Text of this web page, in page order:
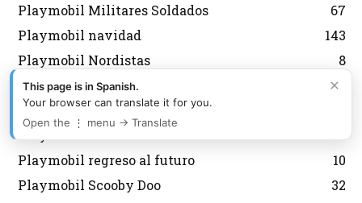
Playmobil Militares Soldados
67
Playmobil navidad
143
Playmobil Nordistas
8
Playmobil Personalizados Custom
46
Playmobil Princess
Playmobil Promocionales
Playmobil regreso al futuro
10
Playmobil Scooby Doo
32
×
This page is in Spanish.
Your browser can translate it for you.
Open the ⋮ menu → Translate